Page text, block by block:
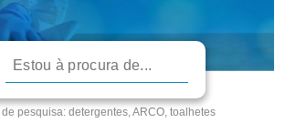
pesquisa:detergentes, ARCO, toalhetes